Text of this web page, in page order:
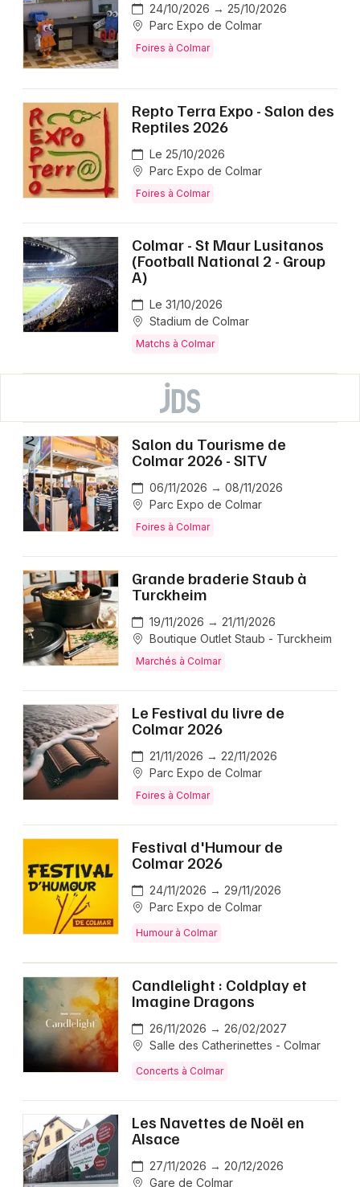
24/10/2026 → 25/10/2026
Parc Expo de Colmar
Foires à Colmar
Repto Terra Expo - Salon des
Reptiles 2026
Le 25/10/2026
Parc Expo de Colmar
Foires à Colmar
Colmar - St Maur Lusitanos
(Football National 2 - Group
A)
Le 31/10/2026
Stadium de Colmar
Matchs à Colmar
Salon du Tourisme de
Colmar 2026 - SITV
06/11/2026 → 08/11/2026
Parc Expo de Colmar
Foires à Colmar
Grande braderie Staub à
Turckheim
19/11/2026 → 21/11/2026
Boutique Outlet Staub - Turckheim
Marchés à Colmar
Le Festival du livre de
Colmar 2026
21/11/2026 → 22/11/2026
Parc Expo de Colmar
Foires à Colmar
Festival d'Humour de
Colmar 2026
24/11/2026 → 29/11/2026
Parc Expo de Colmar
Humour à Colmar
Candlelight : Coldplay et
Imagine Dragons
26/11/2026 → 26/02/2027
Salle des Catherinettes - Colmar
Concerts à Colmar
Les Navettes de Noël en
Alsace
27/11/2026 → 20/12/2026
Gare de Colmar